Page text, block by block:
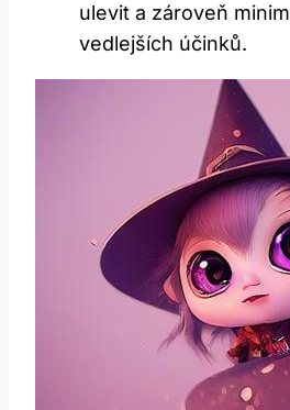
ulevit a zároveň
vedlejších účinků.